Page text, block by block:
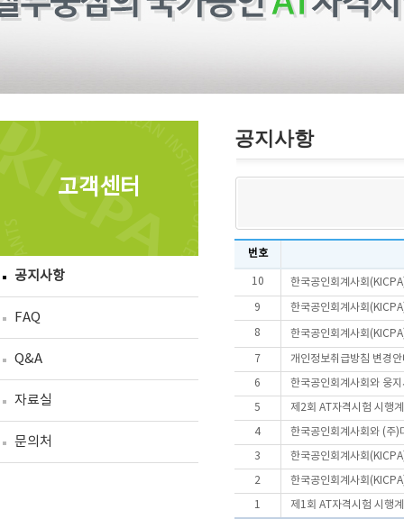
고객센터
공지사항
FAQ
Q&A
자료실
문의처
공지사항
번호
10 한국공인회계사회
9 한국공인회계사회
8 한국공인회계사회
7 개인정보취급방침 변경안
6 한국공인회계사회와 웅
5 제2회 AT자격시험 시행
4 한국공인회계사회와 (주)
3 한국공인회계사회
2 한국공인회계사회
1 제1회 AT자격시험 시행